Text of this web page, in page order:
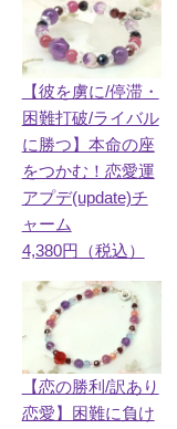
【彼を虜に/停滞・
困難打破/ライバル
に勝つ】本命の座
をつかむ！恋愛運
アプデ(update)チ
ャーム
4,380円（税込）
【恋の勝利/訳あり
恋愛】困難に負け